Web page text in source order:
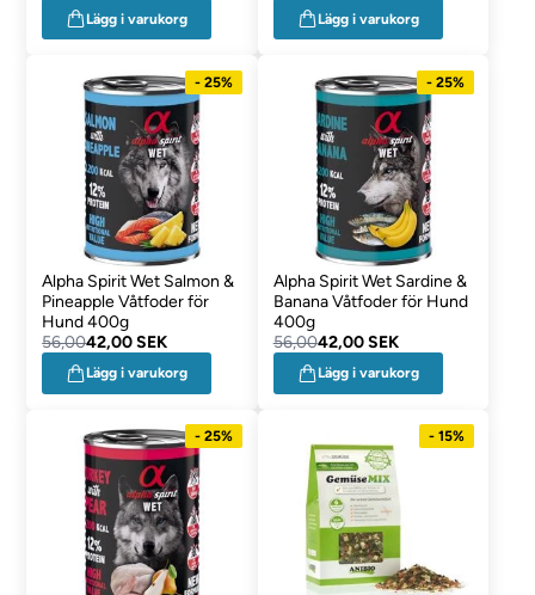
Lägg i varukorg Lägg i varukorg
- 25%
Alpha Spirit Wet Salmon &
Pineapple Våtfoder för
Hund 400g
56,0042,00 SEK
Lägg i varukorg
- 25%
Alpha Spirit Wet Sardine &
Banana Våtfoder för Hund
400g
56,0042,00 SEK
Lägg i varukorg
- 25% - 15%